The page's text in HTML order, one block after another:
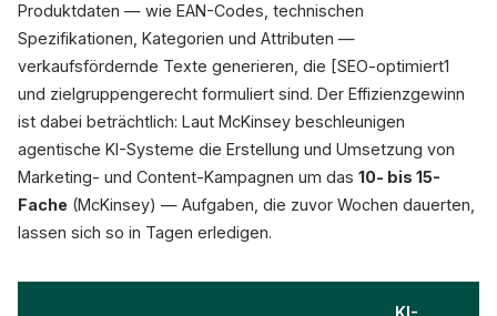
Produktdaten — wie EAN-Codes, technischen
Spezifikationen, Kategorien und Attributen —
verkaufsfördernde Texte generieren, die [SEO-optimiert1
und zielgruppengerecht formuliert sind. Der Effizienzgewinn
ist dabei beträchtlich: Laut McKinsey beschleunigen
agentische KI-Systeme die Erstellung und Umsetzung von
Marketing- und Content-Kampagnen um das 10- bis 15-
Fache (McKinsey) — Aufgaben, die zuvor Wochen dauerten,
lassen sich so in Tagen erledigen.
KI-